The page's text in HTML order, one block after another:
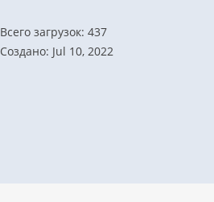
Всего загрузок: 437
Создано: Jul 10, 2022